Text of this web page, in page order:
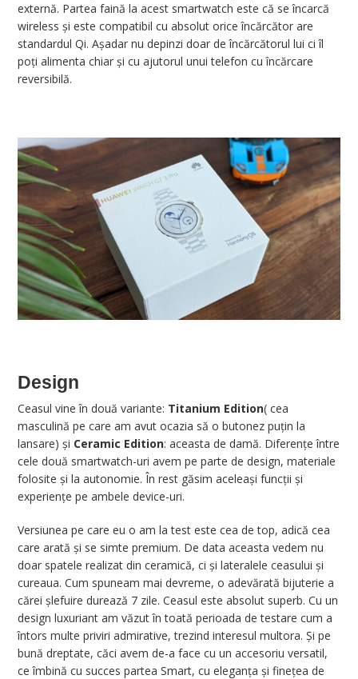
externă. Partea faină la acest smartwatch este că se încarcă
wireless și este compatibil cu absolut orice încărcător are
standardul Qi. Așadar nu depinzi doar de încărcătorul lui ci îl
poți alimenta chiar și cu ajutorul unui telefon cu încărcare
reversibilă.
Design
Ceasul vine în două variante: Titanium Edition( cea
masculină pe care am avut ocazia să o butonez puțin la
lansare) și Ceramic Edition: aceasta de damă. Diferențe între
cele două smartwatch-uri avem pe parte de design, materiale
folosite și la autonomie. În rest găsim aceleași funcții și
experiențe pe ambele device-uri.
Versiunea pe care eu o am la test este cea de top, adică cea
care arată și se simte premium. De data aceasta vedem nu
doar spatele realizat din ceramică, ci și lateralele ceasului și
cureaua. Cum spuneam mai devreme, o adevărată bijuterie a
cărei șlefuire durează 7 zile. Ceasul este absolut superb. Cu un
design luxuriant am văzut în toată perioada de testare cum a
întors multe priviri admirative, trezind interesul multora. Și pe
bună dreptate, căci avem de-a face cu un accesoriu versatil,
ce îmbină cu succes partea Smart, cu eleganța și finețea de